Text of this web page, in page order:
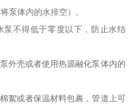
泵体内的水排空）。
泵不得低于零度以下，防止水结
外壳或者使用热源融化泵体内的
絮或者保温材料包裹，管道上可